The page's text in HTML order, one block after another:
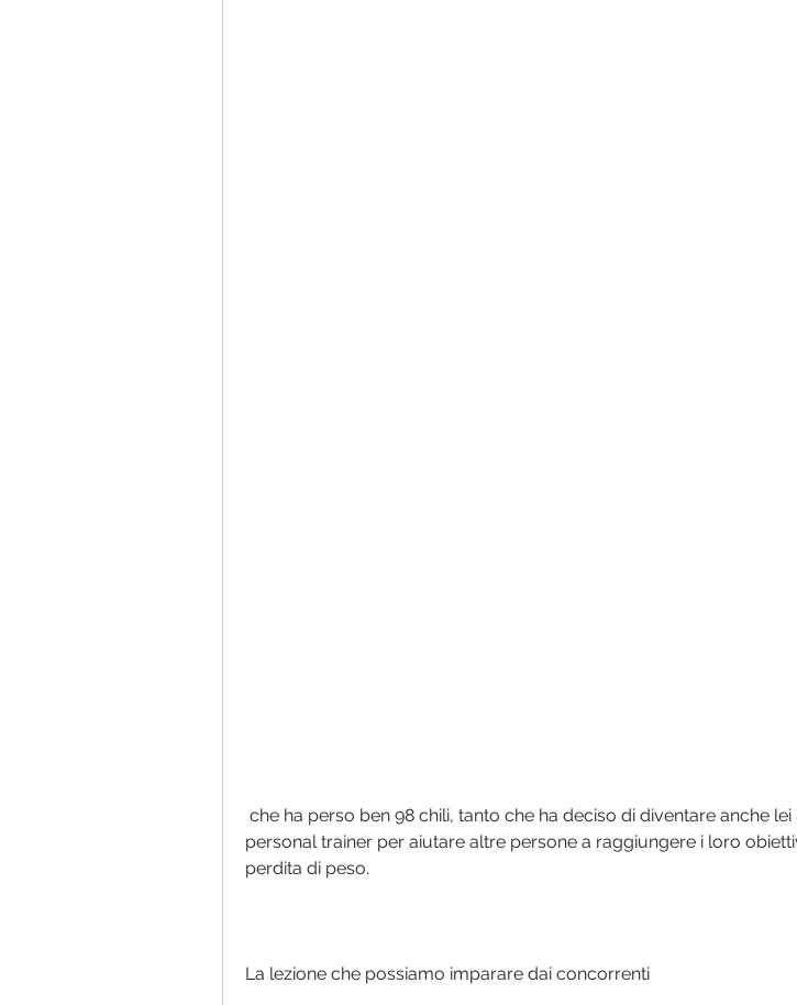
personal trainer per aiutare altre persone a raggiungere i loro
perdita di peso.
La lezione che possiamo imparare dai concorrenti